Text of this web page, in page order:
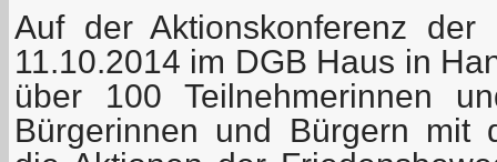
Auf der Aktionskonferenz der
11.10.2014 im DGB Haus in
über 100 Teilnehmerinnen
Bürgerinnen und Bürgern mit